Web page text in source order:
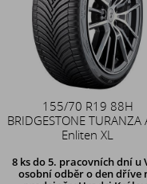
155/70 R19 88H
BRIDGESTONE TURANZA
Enliten XL
8 ks do 5. pracovních dní u
osobní odběr o den dříve